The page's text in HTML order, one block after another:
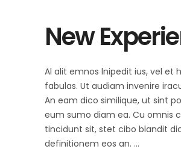
New
Al alit emnos lnipedit ius, vel et
fabulas. Ut audiam invenire
An eam dico similique, ut sint
eum sumo diam ea. Cu omnis
tincidunt sit, stet cibo blandit
definitionem eos an.